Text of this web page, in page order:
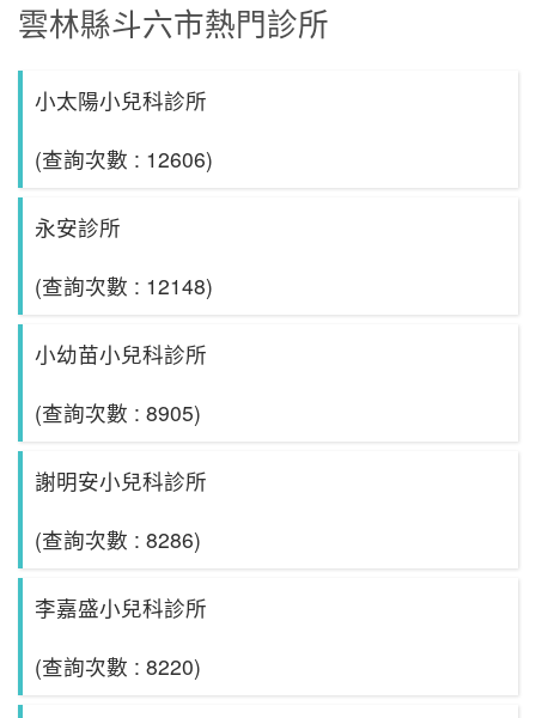
雲林縣斗六市熱門診所
小太陽小兒科診所
(查詢次數 : 12606)
永安診所
(查詢次數 : 12148)
小幼苗小兒科診所
(查詢次數 : 8905)
謝明安小兒科診所
(查詢次數 : 8286)
李嘉盛小兒科診所
(查詢次數 : 8220)